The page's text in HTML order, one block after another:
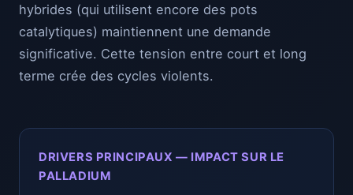
hybrides (qui utilisent encore des pots
catalytiques) maintiennent une demande
significative. Cette tension entre court et long
terme crée des cycles violents.
DRIVERS PRINCIPAUX — IMPACT SUR LE
PALLADIUM